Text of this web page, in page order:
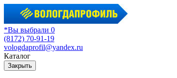
*Вы выбрали 0
(8172) 70-91-19
vologdaprofil@yandex.ru
Каталог
Закрыть